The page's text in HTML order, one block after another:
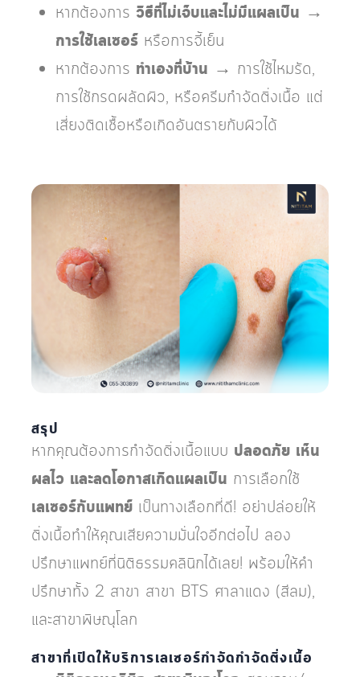
หากต้องการ วิธีที่ไม่เจ็บและไม่มีแผลเป็น →
การใช้เลเซอร์ หรือการจี้เย็น
หากต้องการ ทำเองที่บ้าน → การใช้ไหมรัด,
การใช้กรดผลัดผิว, หรือครีมกำจัดติ่งเนื้อ แต่
เสี่ยงติดเชื้อหรือเกิดอันตรายกับผิวได้
สรุป
หากคุณต้องการกำจัดติ่งเนื้อแบบ ปลอดภัย เห็น
ผลไว และลดโอกาสเกิดแผลเป็น การเลือกใช้
เลเซอร์กับแพทย์ เป็นทางเลือกที่ดี! อย่าปล่อยให้
ติ่งเนื้อทำให้คุณเสียความมั่นใจอีกต่อไป ลอง
ปรึกษาแพทย์ที่นิติธรรมคลินิกได้เลย! พร้อมให้คำ
ปรึกษาทั้ง 2 สาขา สาขา BTS ศาลาแดง (สีลม),
และสาขาพิษณุโลก
สาขาที่เปิดให้บริการเลเซอร์กำจัดกำจัดติ่งเนื้อ